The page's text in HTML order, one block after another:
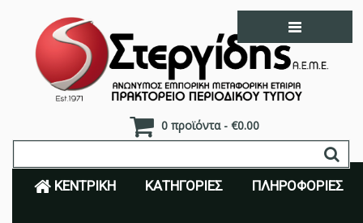
0 προϊόντα - €0.00
ΚΕΝΤΡΙΚΉ ΚΑΤΗΓΟΡΊΕΣ ΠΛΗΡΟΦΟΡΊΕΣ